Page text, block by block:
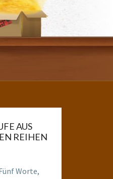
AUS
REIHEN
Worte,